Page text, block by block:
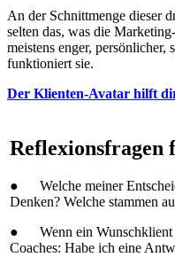
An der Schnittmenge dieser
selten das, was die
meistens enger, persönlicher,
funktioniert sie.
Der Klienten-Avatar hilft
Reflexionsfragen
● Welche meiner
Denken? Welche stammen
● Wenn ein Wunschklient
Coaches: Habe ich eine